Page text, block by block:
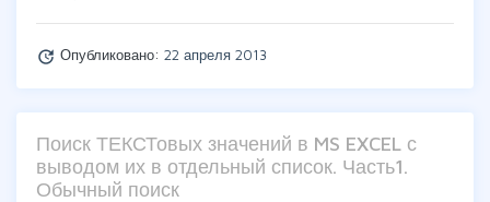
update Опубликовано: 22 апреля 2013
Поиск ТЕКСТовых значений в MS EXCEL с
выводом их в отдельный список. Часть1.
Обычный поиск